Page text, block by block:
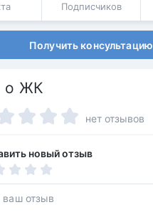
Подписчиков
Получить консультацию
о ЖК
нет отзывов
новый отзыв